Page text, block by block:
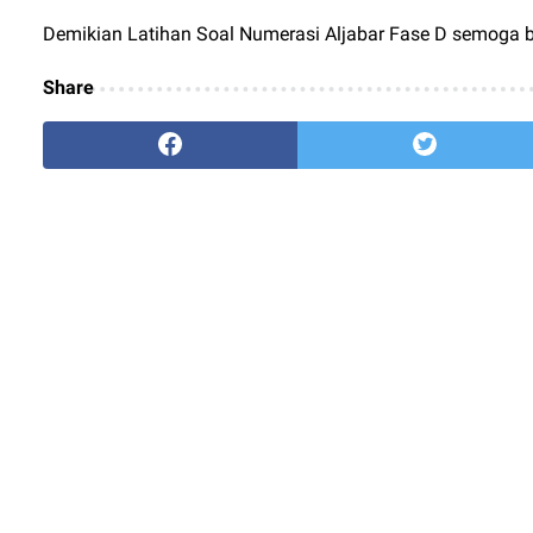
Demikian Latihan Soal Numerasi Aljabar Fase D semoga
Share